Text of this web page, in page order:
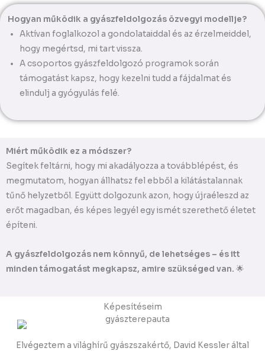
Hogyan működik a gyászfeldolgozás özvegyi modellje?
Aktívan foglalkozol a gondolataiddal és az érzelmeiddel,
hogy megértsd, mi tart vissza.
A csoportos gyászfeldolgozó programok során
támogatást kapsz, hogy kezelni tudd a fájdalmat és
elindulj a gyógyulás felé.
Miért működik ez a módszer?
Segítek feltárni, hogy mi akadályozza a továbblépést, és
megmutatom, hogyan állhatsz fel ebből a kilátástalannak
tűnő helyzetből. Együtt dolgozunk azon, hogy újraéleszd az
erőt magadban, és képes legyél egy ismét szerethető életet
építeni.
A gyászfeldolgozás nem könnyű, de lehetséges – és itt
minden támogatást megkapsz, amire szükséged van. 🌟
Képesítéseim
Elvégeztem a világhírű gyászszakértő, David Kessler által